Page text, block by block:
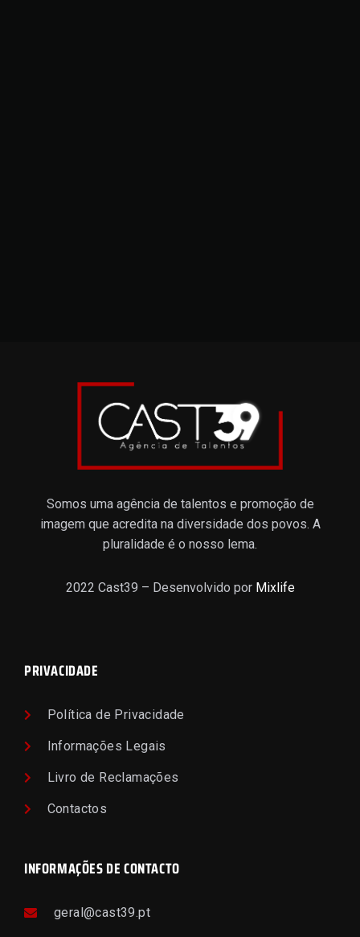
Somos uma agência de talentos e promoção de
imagem que acredita na diversidade dos povos. A
pluralidade é o nosso lema.
2022 Cast39 – Desenvolvido por Mixlife
PRIVACIDADE
Política de Privacidade
Informações Legais
Livro de Reclamações
Contactos
INFORMAÇÕES DE CONTACTO
geral@cast39.pt